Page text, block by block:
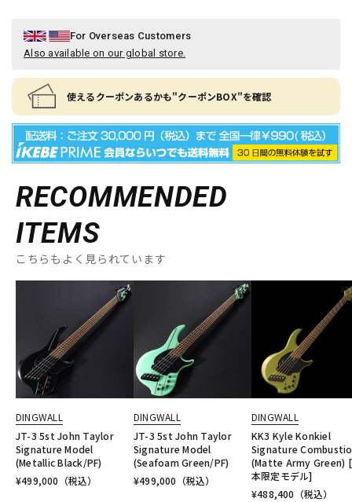
For Overseas Customers
Also available on our global store.
使えるクーポンあるかも"クーポンBOX"を確認
RECOMMENDED
ITEMS
こちらもよく見られています
DINGWALL
JT-3 5st John Taylor
Signature Model
(Metallic Black/PF)
¥499,000 （税込）
DINGWALL
JT-3 5st John Taylor
Signature Model
(Seafoam Green/PF)
¥499,000 （税込）
DINGWALL
KK3 Kyle Konkiel
Signature
(Matte Army Green)
本限定モデル]
¥488,400 （税込）